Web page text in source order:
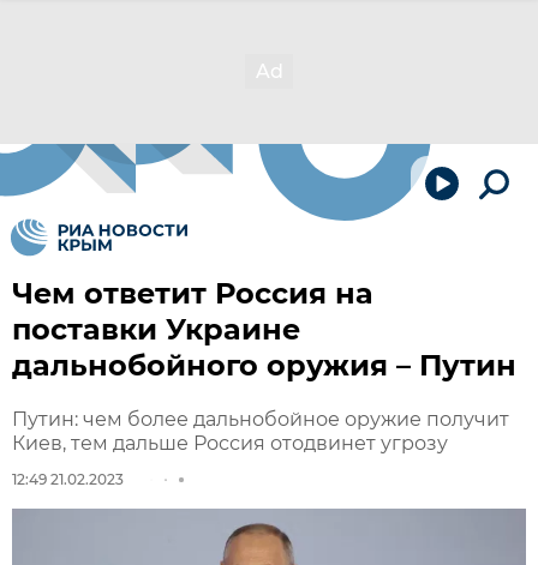
Чем ответит Россия на
поставки Украине
дальнобойного оружия – Путин
Путин: чем более дальнобойное оружие получит
Киев, тем дальше Россия отодвинет угрозу
12:49 21.02.2023